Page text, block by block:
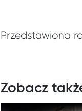
Przedstawiona
Zobacz